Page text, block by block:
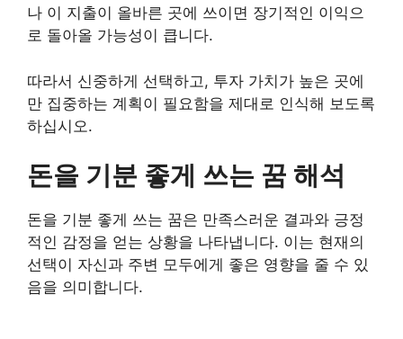
나 이 지출이 올바른 곳에 쓰이면 장기적인 이익으
로 돌아올 가능성이 큽니다.
따라서 신중하게 선택하고, 투자 가치가 높은 곳에
만 집중하는 계획이 필요함을 제대로 인식해 보도록
하십시오.
돈을 기분 좋게 쓰는 꿈 해석
돈을 기분 좋게 쓰는 꿈은 만족스러운 결과와 긍정
적인 감정을 얻는 상황을 나타냅니다. 이는 현재의
선택이 자신과 주변 모두에게 좋은 영향을 줄 수 있
음을 의미합니다.